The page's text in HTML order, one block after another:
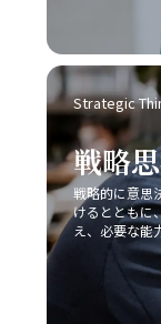
ラ、トヨタ
区を勝ち抜
把握し、独自
でしょう。さ
タイミングで
な厳しい市場
最終的に、レ
生存戦略では
基盤として、
戦し続ける姿
いて、若手
支えるため
レッドオー
を確立する
Strategic
戦略
戦略的に意思
けるとともに
え、必要な能